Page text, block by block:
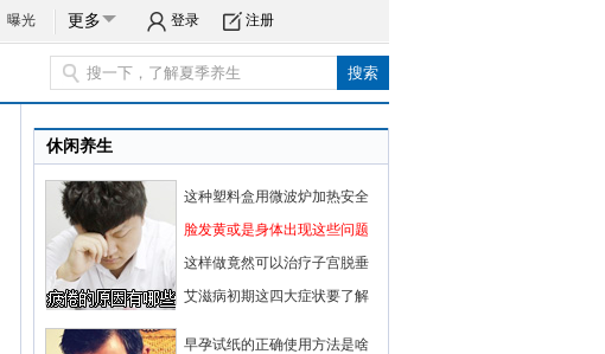
曝光 更多 登录 注册
休闲养生
这种塑料盒用微波炉加热安全
脸发黄或是身体出现这些问题
这样做竟然可以治疗子宫脱垂
艾滋病初期这四大症状要了解
早孕试纸的正确使用方法是啥